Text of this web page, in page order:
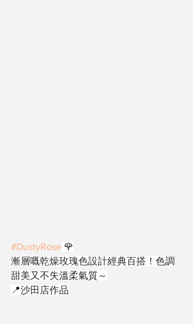
#DustyRose 🌹
漸層嘅乾燥玫瑰色設計經典百搭！色調
甜美又不失溫柔氣質～
📍沙田店作品